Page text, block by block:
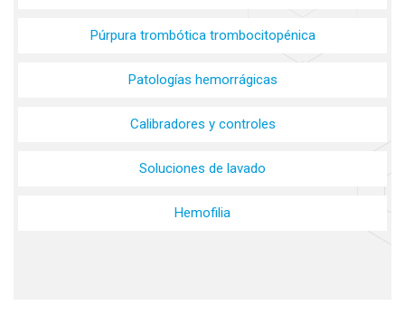
Púrpura trombótica trombocitopénica
Patologías hemorrágicas
Calibradores y controles
Soluciones de lavado
Hemofilia